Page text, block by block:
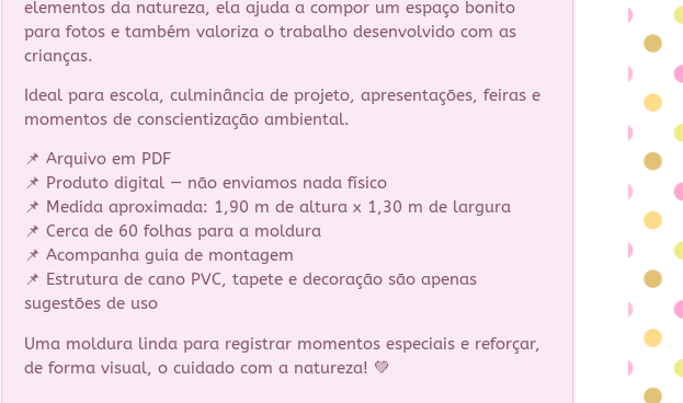
elementos da natureza, ela ajuda a compor um espaço bonito
para fotos e também valoriza o trabalho desenvolvido com as
crianças.
Ideal para escola, culminância de projeto, apresentações, feiras e
momentos de conscientização ambiental.
📌 Arquivo em PDF
📌 Produto digital — não enviamos nada físico
📌 Medida aproximada: 1,90 m de altura x 1,30 m de largura
📌 Cerca de 60 folhas para a moldura
📌 Acompanha guia de montagem
📌 Estrutura de cano PVC, tapete e decoração são apenas
sugestões de uso
Uma moldura linda para registrar momentos especiais e reforçar,
de forma visual, o cuidado com a natureza! 💚